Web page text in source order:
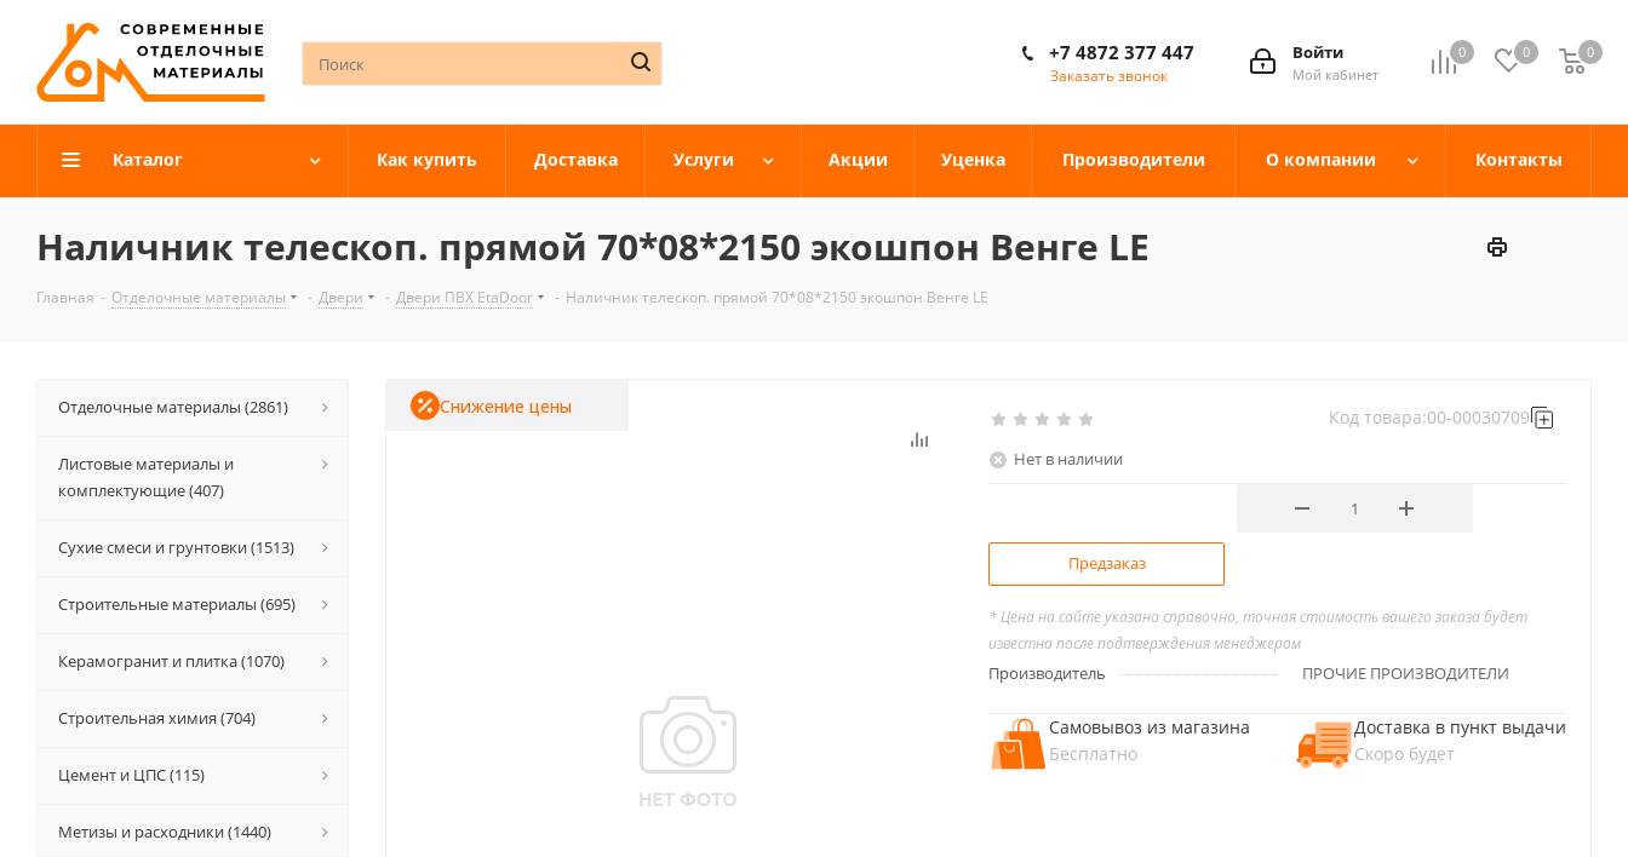
0 0 0
Войти
Мой кабинет
+7 4872 377 447
Заказать звонок
Каталог Как купить Доставка Услуги Акции Уценка Производители О компании Контакты
Наличник телескоп. прямой 70*08*2150 экошпон Венге LE
Главная - Отделочные материалы - Двери - Двери ПВХ EtaDoor - Наличник телескоп. прямой 70*08*2150 экошпон Венге LE
Нет в наличии
Код товара:00-00030709
Снижение цены
Предзаказ
* Цена на сайте указана справочно, точная стоимость вашего заказа будет
известна после подтверждения менеджером
Производитель ПРОЧИЕ ПРОИЗВОДИТЕЛИ
Самовывоз из магазина
Бесплатно
Доставка в пункт выдачи
Скоро будет
Отделочные материалы (2861)
Листовые материалы и
комплектующие (407)
Сухие смеси и грунтовки (1513)
Строительные материалы (695)
Керамогранит и плитка (1070)
Строительная химия (704)
Цемент и ЦПС (115)
Метизы и расходники (1440)